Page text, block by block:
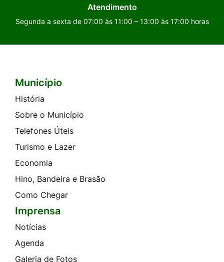
Atendimento
Segunda a sexta de 07:00 às 11:00 – 13:00 às 17:00 horas
Seção do Rodapé e Contato
Município
História
Sobre o Município
Telefones Úteis
Turismo e Lazer
Economia
Hino, Bandeira e Brasão
Como Chegar
Imprensa
Notícias
Agenda
Galeria de Fotos